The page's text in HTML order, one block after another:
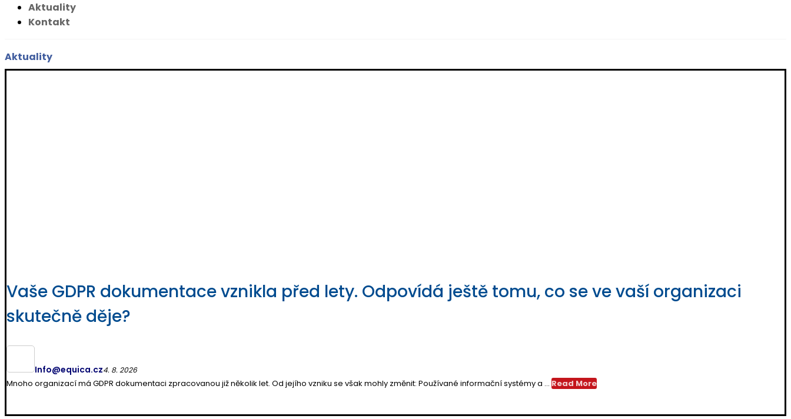
Aktuality
Kontakt
Aktuality
Vaše GDPR dokumentace vznikla před lety. Odpovídá ještě tomu, co se ve vaší organizaci
skutečně děje?
Info@equica.cz4. 8. 2026
Mnoho organizací má GDPR dokumentaci zpracovanou již několik let. Od jejího vzniku se však mohly změnit: Používané informační systémy a ... Read More